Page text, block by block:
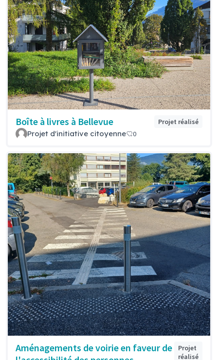
Boîte à livres à Bellevue Projet réalisé
Projet d'initiative citoyenne 0
Aménagements de voirie en faveur de
Projet
réalisé